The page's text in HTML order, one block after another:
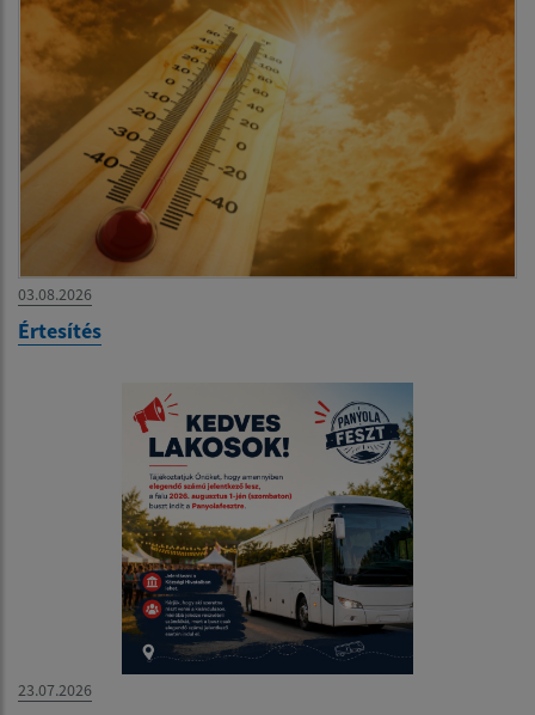
03.08.2026
Értesítés
23.07.2026